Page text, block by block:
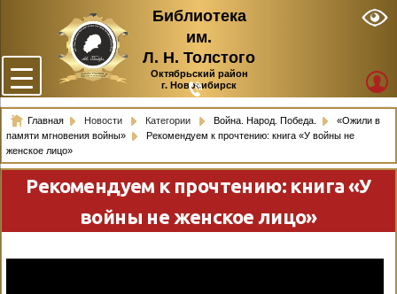
Библиотека
им.
Л. Н. Толстого
Октябрьский район
г. Новосибирск
Главная Новости Категории Война. Народ. Победа.
«Ожили в
памяти мгновения войны»
Рекомендуем к прочтению: книга «У войны не
женское лицо»
Рекомендуем к прочтению: книга «У
войны не женское лицо»